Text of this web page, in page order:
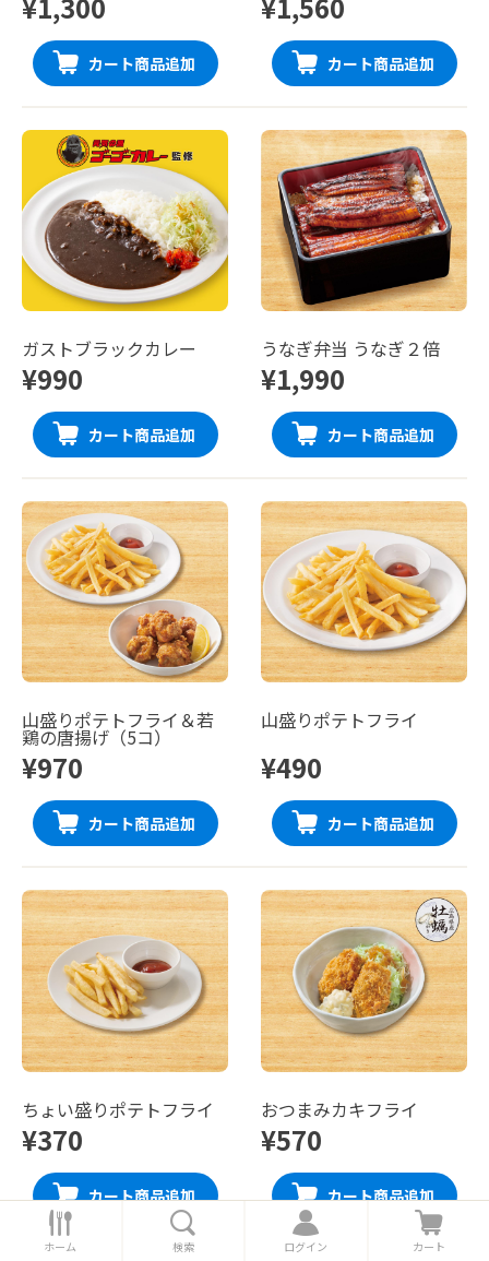
カート商品追加 カート商品追加
ガストブラックカレー
¥990
カート商品追加
うなぎ弁当 うなぎ２倍
¥1,990
カート商品追加
山盛りポテトフライ＆若
鶏の唐揚げ（5コ）
¥970
カート商品追加
山盛りポテトフライ
¥490
カート商品追加
ちょい盛りポテトフライ
¥370
カート商品追加
おつまみカキフライ
¥570
カート商品追加
ホ
ー
ホーム 索
検索
ロ
グ
ログイン
カ
ー
カート